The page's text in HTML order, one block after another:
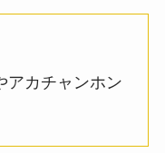
アカチャンホン